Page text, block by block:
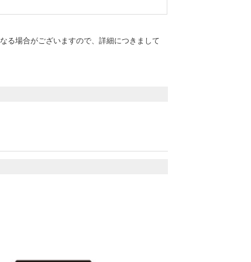
る場合がございますので、詳細につきまして